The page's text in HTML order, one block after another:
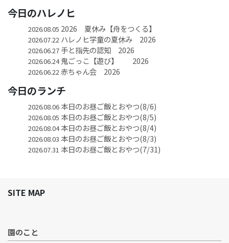
今日のハレノヒ
2026.08.05 2026 夏休み【舟をつくる】
2026.07.22ハレノヒ学童の夏休み 2026
2026.06.27手と指先の認知 2026
2026.06.24鬼ごっこ【遊び】 2026
2026.06.22赤ちゃん会 2026
今日のランチ
2026.08.06本日のお昼ご飯とおやつ(8/6)
2026.08.05 本日のお昼ご飯とおやつ(8/5)
2026.08.04本日のお昼ご飯とおやつ(8/4)
2026.08.03 本日のお昼ご飯とおやつ(8/3)
2026.07.31 本日のお昼ご飯とおやつ(7/31)
SITE MAP
園のこと